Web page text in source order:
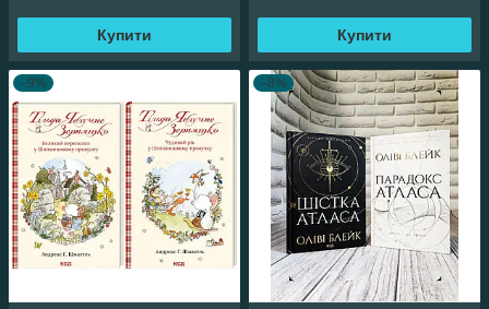
Купити Купити
–9% –8%